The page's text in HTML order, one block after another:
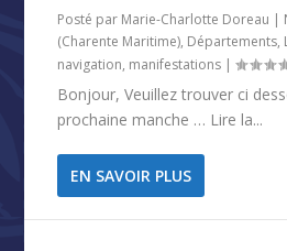
Posté par Marie-Charlotte Doreau |
(Charente Maritime), Départements,
navigation, manifestations |
Bonjour, Veuillez trouver ci
prochaine manche … Lire la...
EN SAVOIR PLUS